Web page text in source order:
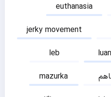
euthanasia
jerky movement
leb
mazurka